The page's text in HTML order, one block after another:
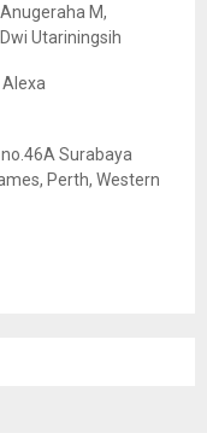
M,
Utariningsih
Surabaya
Perth, Western